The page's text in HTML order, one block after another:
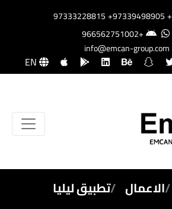
+97333228815
+97339498905
+966562751002
info@emcan-group.com
EN
الاعمال تطبيق ليليا